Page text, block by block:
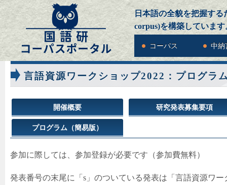
日本語の全貌を把握する
corpus)を構築しています
コーパス 中納
言語資源ワークショップ2022：プログラ
開催概要 研究発表募集要項
プログラム（簡易版）
参加に際しては、参加登録が必要です（参加費無料）
発表番号の末尾に「s」のついている発表は「言語資源ワ